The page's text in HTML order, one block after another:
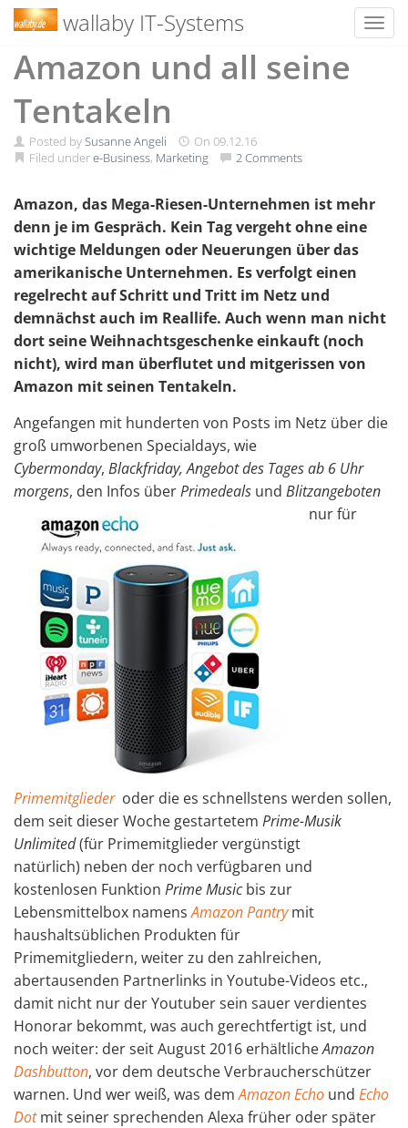
Skip
wallaby IT-Systems
Amazon und all seine
Tentakeln
Posted bySusanne Angeli On 09.12.16
Filed undere-Business, Marketing 2 Comments
Amazon, das Mega-Riesen-Unternehmen ist mehr
denn je im Gespräch. Kein Tag vergeht ohne eine
wichtige Meldungen oder Neuerungen über das
amerikanische Unternehmen. Es verfolgt einen
regelrecht auf Schritt und Tritt im Netz und
demnächst auch im Reallife. Auch wenn man nicht
dort seine Weihnachtsgeschenke einkauft (noch
nicht), wird man überflutet und mitgerissen von
Amazon mit seinen Tentakeln.
Angefangen mit hunderten von Posts im Netz über die
groß umworbenen Specialdays, wie
Cybermonday, Blackfriday, Angebot des Tages ab 6 Uhr
morgens, den Infos überPrimedeals und Blitzangeboten
nur für
Primemitglieder oder die es schnellstens werden sollen,
dem seit dieser Woche gestartetem Prime-Musik
Unlimited(für Primemitglieder vergünstigt
natürlich) neben der noch verfügbaren und
kostenlosen Funktion Prime Musicbis zur
Lebensmittelbox namensAmazon Pantrymit
haushaltsüblichen Produkten für
Primemitgliedern, weiter zu den zahlreichen,
abertausenden Partnerlinks in Youtube-Videos etc.,
damit nicht nur der Youtuber sein sauer verdientes
Honorar bekommt, was auch gerechtfertigt ist, und
noch weiter: der seit August 2016 erhältlicheAmazon
Dashbutton, vor dem deutsche Verbraucherschützer
warnen. Und wer weiß, was demAmazon Echo und Echo
Dotmit seiner sprechenden Alexa früher oder später